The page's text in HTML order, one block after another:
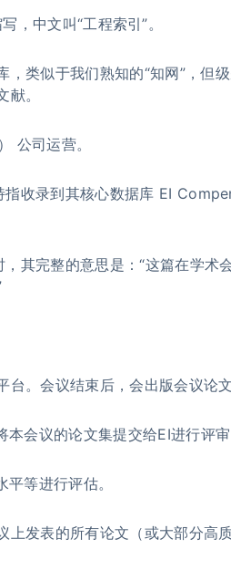
中文叫“工程索引”。
类似于我们熟知的“知网”，但
。
公司运营。
指收录到其核心数据库 EI
其完整的意思是：“这篇在学术
。会议结束后，会出版会议论文
会议的论文集提交给EI进行评审
等进行评估。
上发表的所有论文（或大部分高